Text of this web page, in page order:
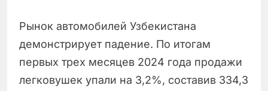
Рынок автомобилей Узбекистана
демонстрирует падение. По итогам
первых трех месяцев 2024 года продажи
легковушек упали на 3,2%, составив 334,3